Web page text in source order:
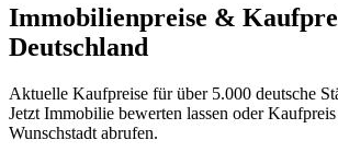
Immobilienpreise &
Deutschland
Aktuelle Kaufpreise für über 5.000 deutsche
Jetzt Immobilie bewerten lassen oder
Wunschstadt abrufen.